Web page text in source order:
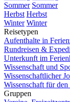
Sommer Sommer
Herbst Herbst
Winter Winter
Reisetypen
Aufenthalte in
Rundreisen &
Unterkunft im
Wissenschaft und
Wissenschaftlicher
Wissenschaft für
Gruppen